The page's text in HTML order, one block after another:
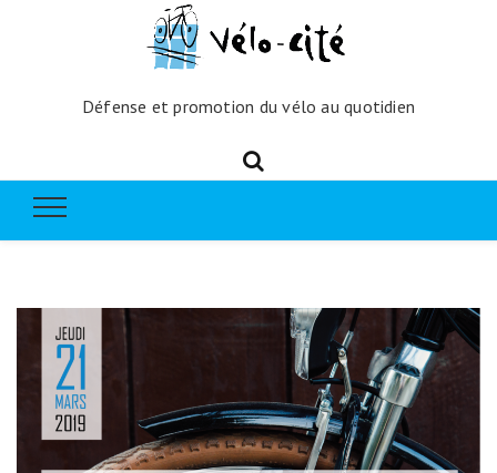
Défense et promotion du vélo au quotidien